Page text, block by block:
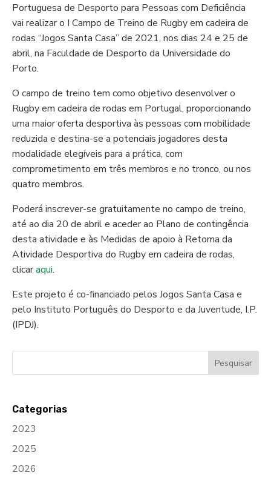
Portuguesa de Desporto para Pessoas com Deficiência
vai realizar o I Campo de Treino de Rugby em cadeira de
rodas “Jogos Santa Casa” de 2021, nos dias 24 e 25 de
abril, na Faculdade de Desporto da Universidade do
Porto.
O campo de treino tem como objetivo desenvolver o
Rugby em cadeira de rodas em Portugal, proporcionando
uma maior oferta desportiva às pessoas com mobilidade
reduzida e destina-se a potenciais jogadores desta
modalidade elegíveis para a prática, com
comprometimento em três membros e no tronco, ou nos
quatro membros.
Poderá inscrever-se gratuitamente no campo de treino,
até ao dia 20 de abril e aceder ao Plano de contingência
desta atividade e às Medidas de apoio à Retoma da
Atividade Desportiva do Rugby em cadeira de rodas,
clicaraqui.
Este projeto é co-financiado pelos Jogos Santa Casa e
pelo Instituto Português do Desporto e da Juventude, I.P.
(IPDJ).
Categorias
2023
2025
2026